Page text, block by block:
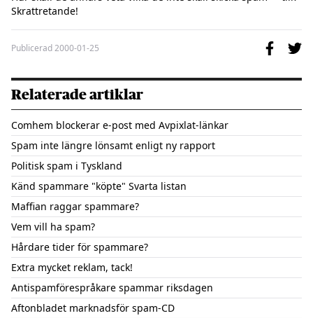
Skrattretande!
Publicerad2000-01-25
Relaterade artiklar
Comhem blockerar e-post med Avpixlat-länkar
Spam inte längre lönsamt enligt ny rapport
Politisk spam i Tyskland
Känd spammare "köpte" Svarta listan
Maffian raggar spammare?
Vem vill ha spam?
Hårdare tider för spammare?
Extra mycket reklam, tack!
Antispamförespråkare spammar riksdagen
Aftonbladet marknadsför spam-CD